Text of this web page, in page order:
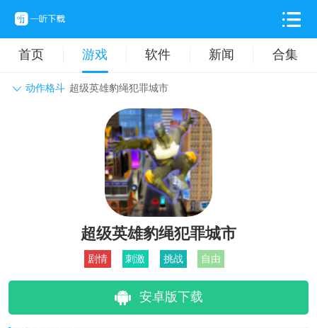
首页 游戏 软件 新闻 合集
动作格斗 超级英雄豹绳犯罪城市
动作格斗 休闲益智
卡牌对战 音乐舞蹈
挂机养成
超级英雄豹绳犯罪城市
剧情 刺激 挑战 自由
安卓版下载